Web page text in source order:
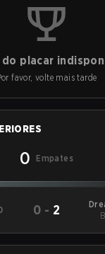
do placar
favor, volte mais tarde
0 Empates
0 - 2